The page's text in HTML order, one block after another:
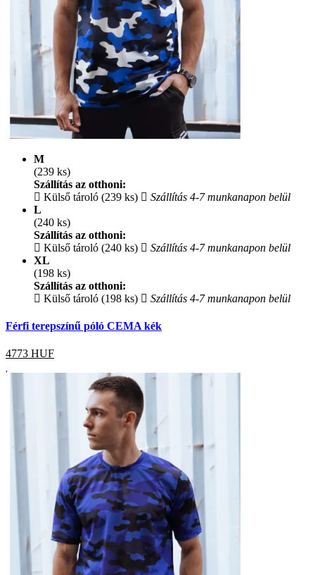
M
(239 ks)
Szállítás az otthoni:
Külső tároló (239 ks)
Szállítás 4-7 munkanapon belül
L
(240 ks)
Szállítás az otthoni:
Külső tároló (240 ks)
Szállítás 4-7 munkanapon belül
XL
(198 ks)
Szállítás az otthoni:
Külső tároló (198 ks)
Szállítás 4-7 munkanapon belül
Férfi terepszínű póló CEMA kék
4773 HUF